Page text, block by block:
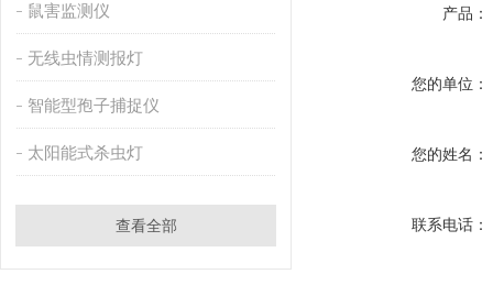
鼠害监测仪
无线虫情测报灯
智能型孢子捕捉仪
太阳能式杀虫灯
查看全部
产品：
您的单位：
您的姓名：
联系电话：